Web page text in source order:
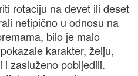
rotaciju na devet ili deset
netipično u odnosu na
bilo je malo
karakter, želju,
i zasluženo pobijedili.